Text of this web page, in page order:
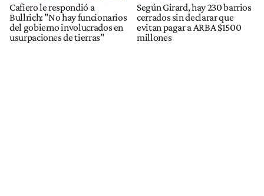
Cafiero le respondió a
Bullrich: "No hay funcionarios
del gobierno involucrados en
usurpaciones de tierras"
Según Girard, hay 230 barrios
cerrados sin declarar que
evitan pagar a ARBA $1500
millones